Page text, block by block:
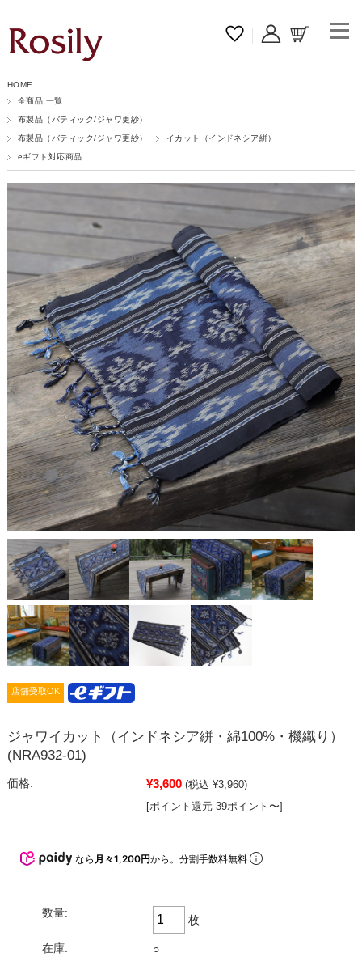
HOME
全商品 一覧
布製品（バティック/ジャワ更紗）
布製品（バティック/ジャワ更紗） イカット（インドネシア絣）
eギフト対応商品
店舗受取OK
ジャワイカット（インドネシア絣・綿100%・機織り）
(NRA932-01)
価格: ¥3,600 (税込 ¥3,960)
[ポイント還元 39ポイント〜]
なら 月々1,200円から。分割手数料無料
数量:
枚
在庫: ○